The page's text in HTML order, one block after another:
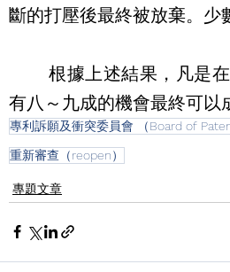
斷的打壓後最終被放棄。少
       根據上述結果，凡是在BPAI訴願成功後，雖不保證往後一定能取得專利，但仍
有八～九成的機會最終可以
專利訴願及衝突委員會 （Board of
重新審查（reopen）
專題文章